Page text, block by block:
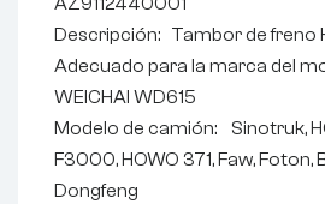
Descripción: Tambor de freno
Adecuado para la marca del
WEICHAI WD615
Modelo de camión: Sinotruk,
F3000, HOWO 371, Faw, Foton,
Dongfeng